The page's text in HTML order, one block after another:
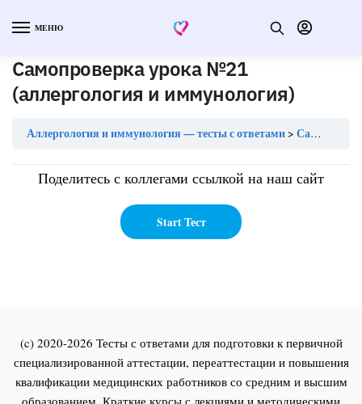
МЕНЮ
Самопроверка урока №21
(аллергология и иммунология)
Аллергология и иммунология — тесты с ответами Самопроверка урока №21 (аллергология и иммунология)
Поделитесь с коллегами ссылкой на наш сайт
(c) 2020-2026 Тесты с ответами для подготовки к первичной
специализированной аттестации, переаттестации и повышения
квалификации медицинских работников со средним и высшим
образованием. Краткие курсы с лекциями и методическими